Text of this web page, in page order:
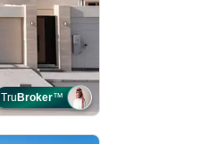
TruBroker™